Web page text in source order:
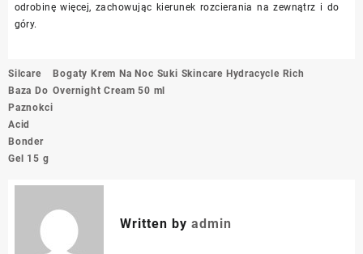
odrobinę więcej, zachowując kierunek rozcierania na zewnątrz i do
góry.
Nawigacja
wpisu
Silcare
Baza Do
Paznokci
Acid
Bonder
Gel 15 g
Bogaty Krem Na Noc Suki Skincare Hydracycle Rich
Overnight Cream 50 ml
Written by admin